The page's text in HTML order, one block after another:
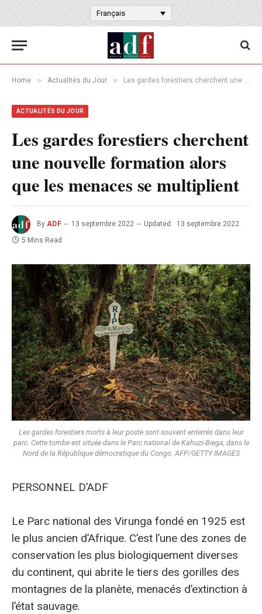
Français
Home » Actualités du Jour » Les gardes forestiers cherchent une nouvelle formation alors que les menaces se multiplient
ACTUALITÉS DU JOUR
Les gardes forestiers cherchent
une nouvelle formation alors
que les menaces se multiplient
By ADF 13 septembre 2022 Updated:
13 septembre 2022
5 Mins Read
Les gardes forestiers morts à leur poste sont souvent enterrés dans leur
parc. Cette tombe est située dans le Parc national de Kahuzi-Biega, dans le
Nord de la République démocratique du Congo. AFP/GETTY IMAGES
PERSONNEL D’ADF
Le Parc national des Virunga fondé en 1925 est
le plus ancien d’Afrique. C’est l’une des zones de
conservation les plus biologiquement diverses
du continent, qui abrite le tiers des gorilles des
montagnes de la planète, menacés d’extinction à
l’état sauvage.